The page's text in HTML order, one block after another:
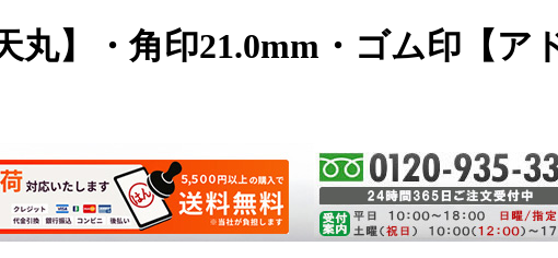
】・角印21.0mm・ゴム印【ア